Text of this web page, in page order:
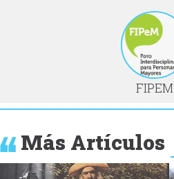
FIPEM
Más Artículos